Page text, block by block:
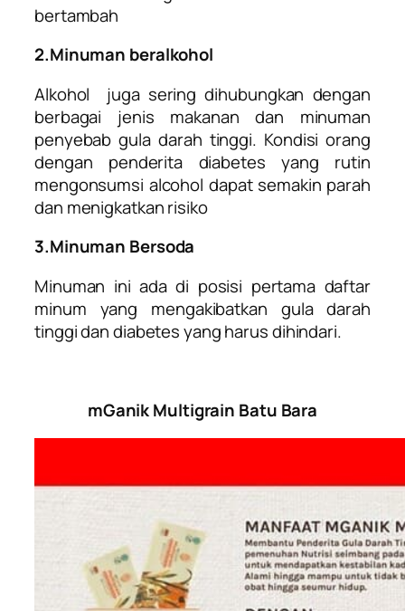
bertambah
2.Minuman beralkohol
Alkohol juga sering dihubungkan dengan
berbagai jenis makanan dan minuman
penyebab gula darah tinggi. Kondisi orang
dengan penderita diabetes yang rutin
mengonsumsi alcohol dapat semakin parah
dan menigkatkan risiko
3.Minuman Bersoda
Minuman ini ada di posisi pertama daftar
minum yang mengakibatkan gula darah
tinggi dan diabetes yang harus dihindari.
mGanik Multigrain Batu Bara